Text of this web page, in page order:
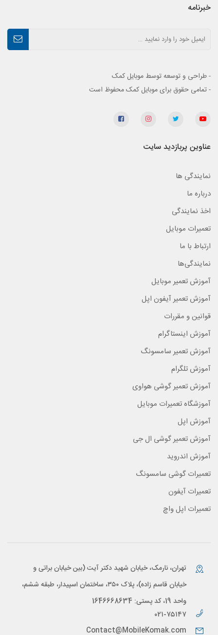
خبرنامه
- طراحی و توسعه توسط موبایل کمک
- تمامی حقوق برای موبایل کمک محفوظ است
عناوین پربازدید سایت
نمایندگی ها
درباره ما
اخذ نمایندگی
تعمیرات موبایل
ارتباط با ما
نمایندگی‌ها
آموزش تعمیر موبایل
آموزش تعمیر آیفون اپل
قوانین و مقررات
آموزش اینستاگرام
آموزش تعمیر سامسونگ
آموزش تلگرام
آموزش تعمیر گوشی هواوی
آموزشگاه تعمیرات موبایل
آموزش اپل
آموزش تعمیر گوشی ال جی
آموزش اندروید
تعمیرات گوشی سامسونگ
تعمیرات آیفون
تعمیرات اپل واچ
تهران، نارمک، خیابان شهید دکتر آیت (بین خیابان براتی و
خیابان قاسم زاده)، پلاک ۳۵۰، ساختمان اسپیدار، طبقه ششم،
واحد 19، کد پستی: 1646668634
۰۲۱-۷۵۱۴۷
Contact@MobileKomak.com